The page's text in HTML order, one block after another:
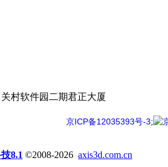
村软件园二期君正大厦
京ICP备12035393号-3;
8.1 ©2008-2026 axis3d.com.cn